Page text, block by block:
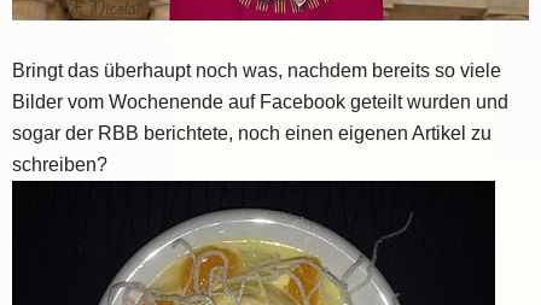
Bringt das überhaupt noch was, nachdem bereits so viele
Bilder vom Wochenende auf Facebook geteilt wurden und
sogar der RBB berichtete, noch einen eigenen Artikel zu
schreiben?